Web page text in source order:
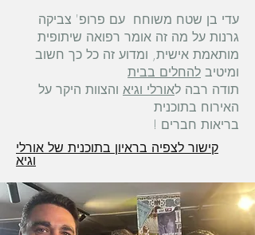
עדי בן שטח משוחח עם פרופ' צביקה
גרנות על מה זה אומר רפואה שיתופית
מותאמת אישית, ומדוע זה כל כך חשוב
ומיטיב להחלים בבית
תודה רבה לאורלי וגיא והצוות היקר על
האירוח בתוכנית
בריאות חברים !
קישור לצפיה בראיון בתוכנית של אורלי
וגיא